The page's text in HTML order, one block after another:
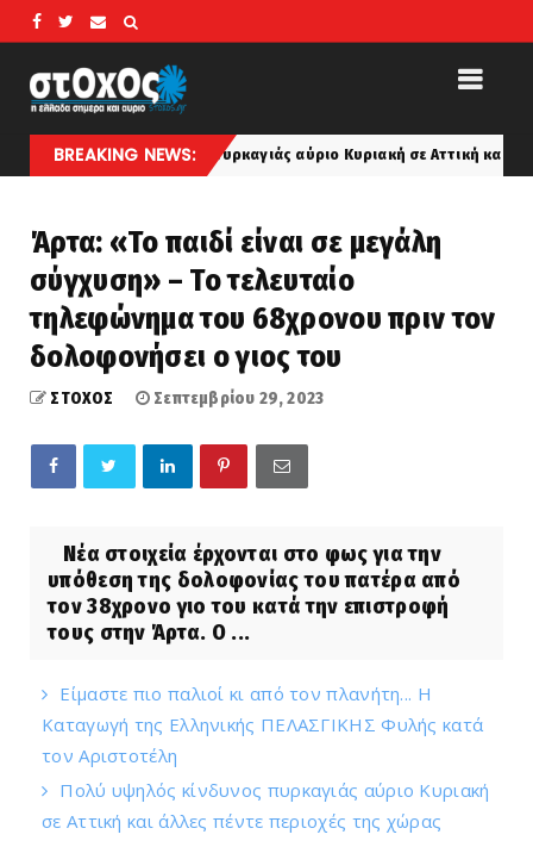
BREAKING NEWS:
κίνδυνος πυρκαγιάς αύριο Κυριακή σε Αττική και άλλες πέντε
Άρτα: «Το παιδί είναι σε μεγάλη
σύγχυση» – Το τελευταίο
τηλεφώνημα του 68χρονου πριν τον
δολοφονήσει ο γιος του
ΣΤΟΧΟΣ Σεπτεμβρίου 29, 2023
Νέα στοιχεία έρχονται στο φως για την
υπόθεση της δολοφονίας του πατέρα από
τον 38χρονο γιο του κατά την επιστροφή
τους στην Άρτα. Ο ...
Είμαστε πιο παλιοί κι από τον πλανήτη... Η
Καταγωγή της Ελληνικής ΠΕΛΑΣΓΙΚΗΣ Φυλής κατά
τον Αριστοτέλη
Πολύ υψηλός κίνδυνος πυρκαγιάς αύριο Κυριακή
σε Αττική και άλλες πέντε περιοχές της χώρας